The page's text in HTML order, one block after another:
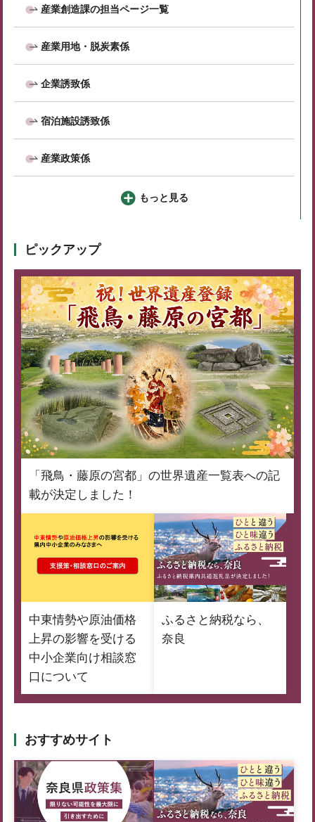
産業創造課の担当ページ一覧
産業用地・脱炭素係
企業誘致係
宿泊施設誘致係
産業政策係
もっと見る
ピックアップ
「飛鳥・藤原の宮都」の世界遺産一覧表への記
載が決定しました！
中東情勢や原油価格
上昇の影響を受ける
中小企業向け相談窓
口について
ふるさと納税なら、
奈良
おすすめサイト